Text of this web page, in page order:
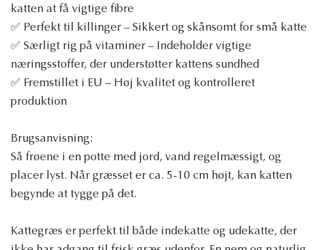
katten at få vigtige fibre
✅ Perfekt til killinger – Sikkert og skånsomt for små katte
✅ Særligt rig på vitaminer – Indeholder vigtige
næringsstoffer, der understøtter kattens sundhed
✅ Fremstillet i EU – Høj kvalitet og kontrolleret
produktion
Brugsanvisning:
Så frøene i en potte med jord, vand regelmæssigt, og
placer lyst. Når græsset er ca. 5-10 cm højt, kan katten
begynde at tygge på det.
Kattegræs er perfekt til både indekatte og udekatte, der